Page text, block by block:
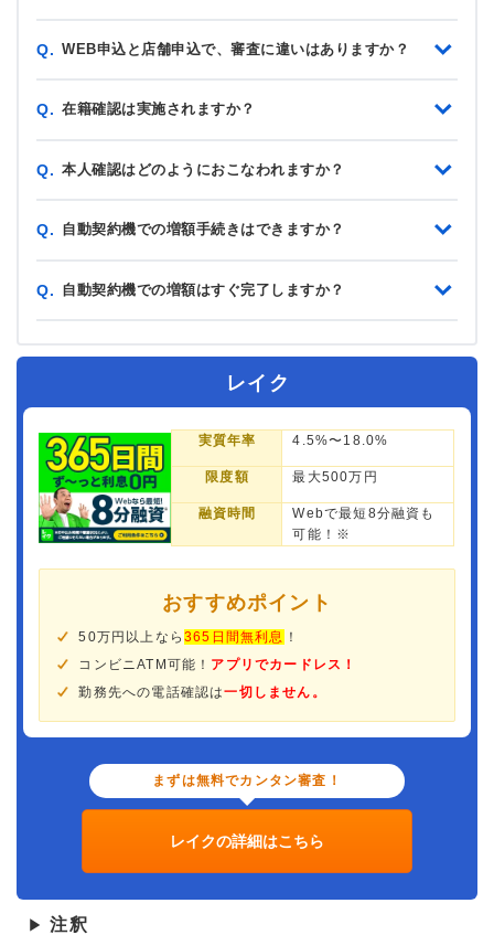
Q. WEB申込と店舗申込で、審査に違いはありますか？
Q. 在籍確認は実施されますか？
Q. 本人確認はどのようにおこなわれますか？
Q. 自動契約機での増額手続きはできますか？
Q. 自動契約機での増額はすぐ完了しますか？
レイク
実質年率 4.5%〜18.0%
限度額 最大500万円
融資時間
Webで最短8分融資も
可能！※
おすすめポイント
50万円以上なら365日間無利息
！
コンビニATM可能！ アプリでカードレス！
勤務先への電話確認は一切しません。
まずは無料でカンタン審査！
レイクの詳細はこちら
▶ 注釈